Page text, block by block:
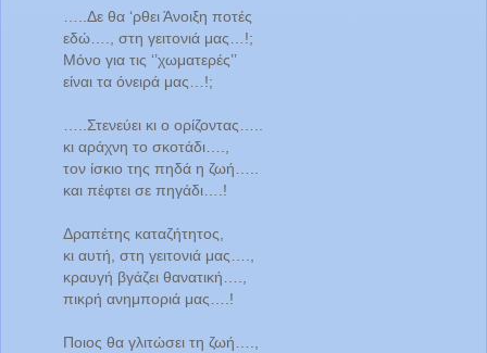
…..Δε θα ‘ρθει Άνοιξη ποτές
εδώ…., στη γειτονιά μας…!;
Μόνο για τις ‘’χωματερές’’
είναι τα όνειρά μας…!;
…..Στενεύει κι ο ορίζοντας…..
κι αράχνη το σκοτάδι….,
τον ίσκιο της πηδά η ζωή…..
και πέφτει σε πηγάδι….!
Δραπέτης καταζήτητος,
κι αυτή, στη γειτονιά μας….,
κραυγή βγάζει θανατική….,
πικρή ανημποριά μας….!
Ποιος θα γλιτώσει τη ζωή….,